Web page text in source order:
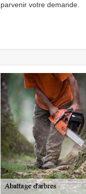
parvenir votre demande.